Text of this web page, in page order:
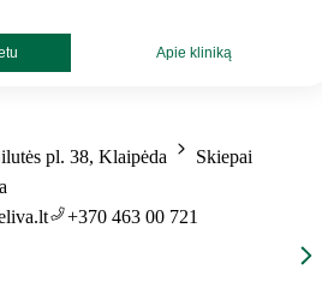
Apie kliniką
pl. 38, Klaipėda
Skiepai
+370 463 00 721